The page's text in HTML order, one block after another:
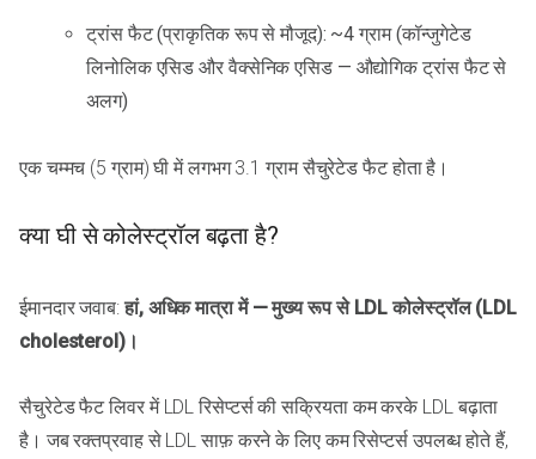
ट्रांस फैट (प्राकृतिक रूप से मौजूद): ~4 ग्राम (कॉन्जुगेटेड
लिनोलिक एसिड और वैक्सेनिक एसिड — औद्योगिक ट्रांस फैट से
अलग)
एक चम्मच (5 ग्राम) घी में लगभग 3.1 ग्राम सैचुरेटेड फैट होता है।
क्या घी से कोलेस्ट्रॉल बढ़ता है?
ईमानदार जवाब:हां, अधिक मात्रा में — मुख्य रूप से LDL कोलेस्ट्रॉल (LDL
cholesterol)।
सैचुरेटेड फैट लिवर में LDL रिसेप्टर्स की सक्रियता कम करके LDL बढ़ाता
है। जब रक्तप्रवाह से LDL साफ़ करने के लिए कम रिसेप्टर्स उपलब्ध होते हैं,